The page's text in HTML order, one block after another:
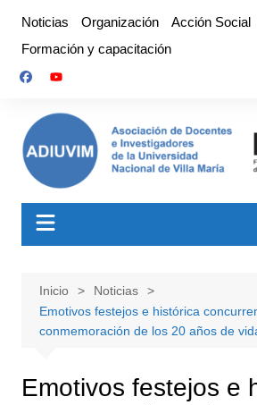
contenido
Noticias Organización Acción Social
Formación y capacitación
Inicio
Noticias
Emotivos festejos e histórica
conmemoración de los 20 años de
Emotivos festejos e